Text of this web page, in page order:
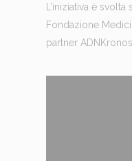
L’iniziativa è svolta
Fondazione
partner ADNKronos